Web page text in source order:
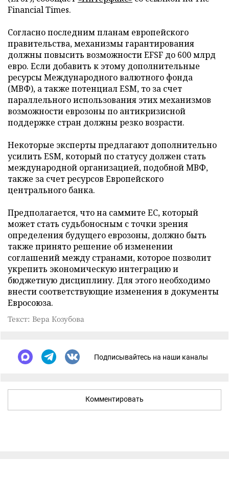
Financial Times.
Согласно последним планам европейского
правительства, механизмы гарантирования
должны повысить возможности EFSF до 600 млрд
евро. Если добавить к этому дополнительные
ресурсы Международного валютного фонда
(МВФ), а также потенциал ESM, то за счет
параллельного использования этих механизмов
возможности еврозоны по антикризисной
поддержке стран должны резко возрасти.
Некоторые эксперты предлагают дополнительно
усилить ESM, который по статусу должен стать
международной организацией, подобной МВФ,
также за счет ресурсов Европейского
центрального банка.
Предполагается, что на саммите ЕС, который
может стать судьбоносным с точки зрения
определения будущего еврозоны, должно быть
также принято решение об изменении
соглашений между странами, которое позволит
укрепить экономическую интеграцию и
бюджетную дисциплину. Для этого необходимо
внести соответствующие изменения в документы
Евросоюза.
Текст: Вера Козубова
Подписывайтесь на наши каналы
Комментировать